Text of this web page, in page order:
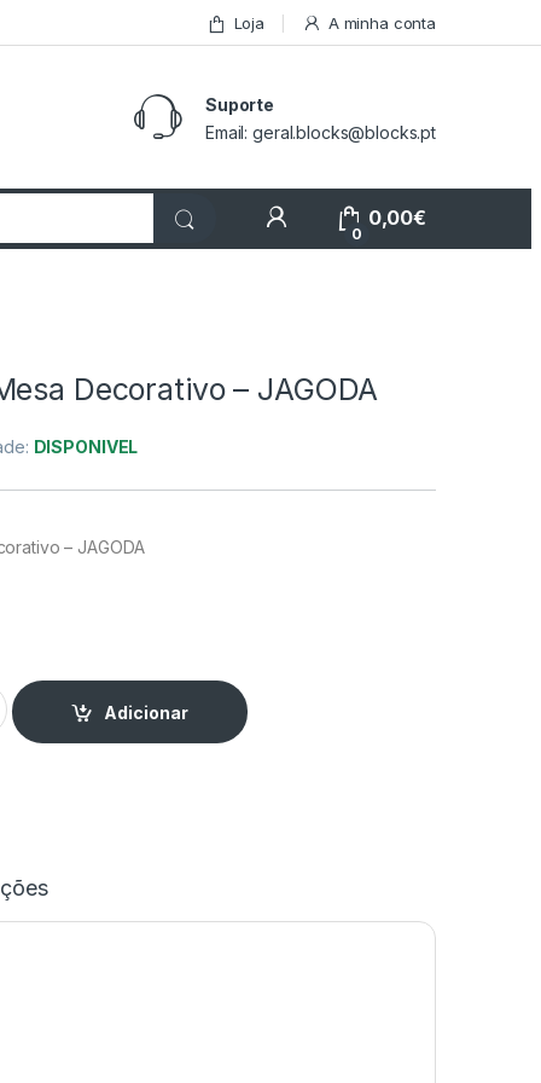
Loja A minha conta
Suporte
Email: geral.blocks@blocks.pt
My Account
0
0,00€
Decorativo – JAGODA
DISPONIVEL
– JAGODA
- JAGODA quantity
Adicionar